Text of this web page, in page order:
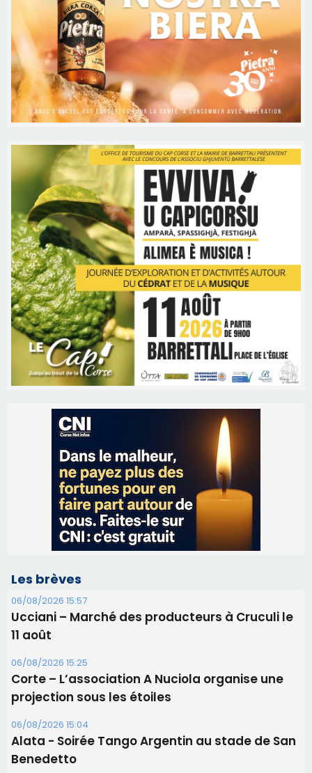
Les brèves
06/08/2026 15:57
Ucciani – Marché des producteurs à Cruculi le
06/08/2026 15:25
Corte – L’association A Nuciola organise une
06/08/2026 15:04
Alata - Soirée Tango Argentin au stade de San
Benedetto
05/08/2026 09:53
Biguglia : messe de la Sainte-Marie et
procession le 14 août
31/07/2026 08:24
Tennis - Début ce week-end du tournoi du
RCPV